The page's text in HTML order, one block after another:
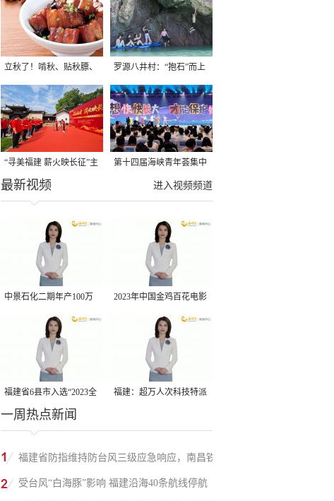
立秋了！啃秋、贴秋膘、
晒秋，福建人这样过才够
味→
罗源八井村：“抱石”而上
“寻美福建 薪火映长征”主
题活动在龙岩长汀启动
第十四届海峡青年荟集中
阶段活动在福州举行
进入视频频道
最新视频
中景石化二期年产100万
吨丙烷脱氢项目建成中交
2023年中国金鸡百花电影
节有福电影巡展31日启动
福建省6县市入选“2023全
国县域发展潜力百强县”
福建：超万人次科技特派
一周热点新闻
福建省防指维持防台风三级应急响应，南昌铁
路停运部分旅客列车→
受台风“白海豚”影响 福建沿海40条航线停航